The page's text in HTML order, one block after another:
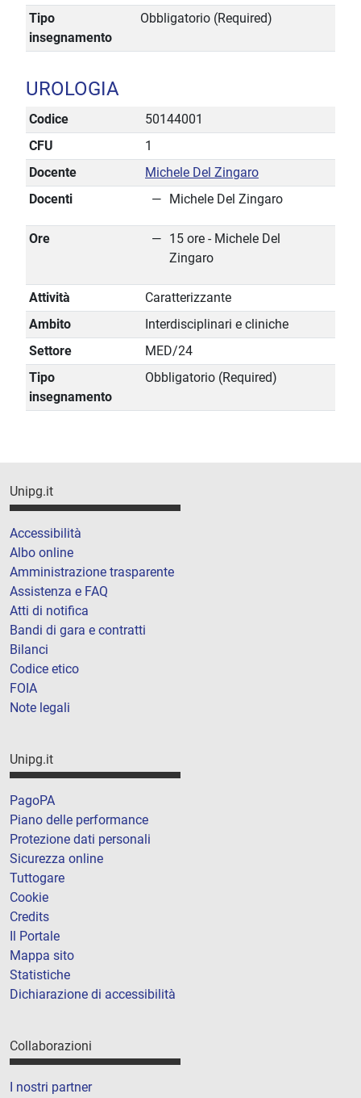
Tipo
insegnamento
Obbligatorio (Required)
UROLOGIA
Codice
50144001
CFU
1
Docente
Michele Del Zingaro
Docenti
Michele Del Zingaro
Ore
15 ore - Michele Del
Zingaro
Attività
Caratterizzante
Ambito
Interdisciplinari e cliniche
Settore
MED/24
Tipo
insegnamento
Obbligatorio (Required)
Unipg.it
Accessibilità
Albo online
Amministrazione trasparente
Assistenza e FAQ
Atti di notifica
Bandi di gara e contratti
Bilanci
Codice etico
FOIA
Note legali
Unipg.it
PagoPA
Piano delle performance
Protezione dati personali
Sicurezza online
Tuttogare
Cookie
Credits
Il Portale
Mappa sito
Statistiche
Dichiarazione di accessibilità
Collaborazioni
I nostri partner